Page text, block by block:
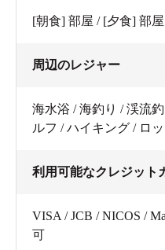
[朝食] 部屋 / [夕食] 部屋
周辺のレジャー
海水浴 / 海釣り / 渓流
ルフ / ハイキング / ロ
利用可能なクレジット
VISA / JCB / NICOS /
可